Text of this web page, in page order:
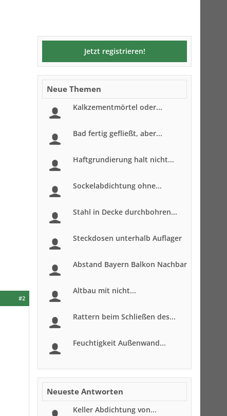
#2
Jetzt registrieren!
Neue Themen
Kalkzementmörtel oder...
Bad fertig gefließt, aber...
Haftgrundierung halt nicht...
Sockelabdichtung ohne...
Stahl in Decke durchbohren...
Steckdosen unterhalb Auflager
Abstand Bayern Balkon Nachbar
Altbau mit nicht...
Rattern beim Schließen des...
Feuchtigkeit Außenwand...
Neueste Antworten
Keller Abdichtung von...